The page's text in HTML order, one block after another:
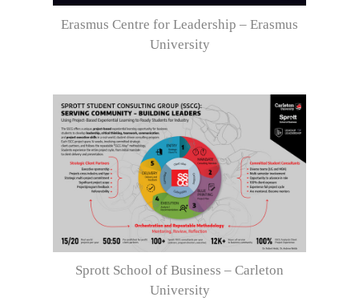
Erasmus Centre for Leadership – Erasmus
University
Sprott School of Business – Carleton
University